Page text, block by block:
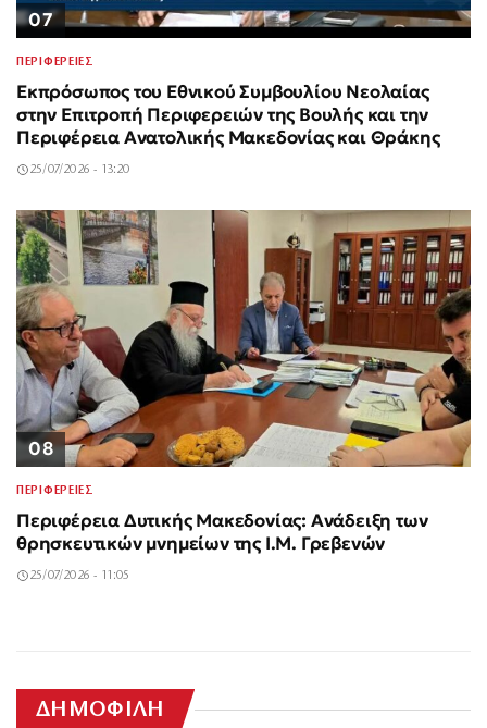
07
ΠΕΡΙΦΕΡΕΙΕΣ
Εκπρόσωπος του Εθνικού Συμβουλίου Νεολαίας
στην Επιτροπή Περιφερειών της Βουλής και την
Περιφέρεια Ανατολικής Μακεδονίας και Θράκης
25/07/2026 - 13:20
08
ΠΕΡΙΦΕΡΕΙΕΣ
Περιφέρεια Δυτικής Μακεδονίας: Ανάδειξη των
θρησκευτικών μνημείων της Ι.Μ. Γρεβενών
25/07/2026 - 11:05
ΔΗΜΟΦΙΛΗ
Αυγούστου: Η
δολοφονία και ο
σε βόλτα με
Άδωνις Γεωργιάδης:
Νέες περιπέτειες με
Βρετανίδας στην
Βόλος: 26χρονος
Σχέση της νεκρής